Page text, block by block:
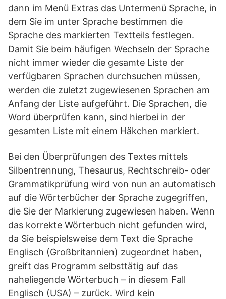
dann im Menü Extras das Untermenü Sprache, in
dem Sie im unter Sprache bestimmen die
Sprache des markierten Textteils festlegen.
Damit Sie beim häufigen Wechseln der Sprache
nicht immer wieder die gesamte Liste der
verfügbaren Sprachen durchsuchen müssen,
werden die zuletzt zugewiesenen Sprachen am
Anfang der Liste aufgeführt. Die Sprachen, die
Word überprüfen kann, sind hierbei in der
gesamten Liste mit einem Häkchen markiert.
Bei den Überprüfungen des Textes mittels
Silbentrennung, Thesaurus, Rechtschreib- oder
Grammatikprüfung wird von nun an automatisch
auf die Wörterbücher der Sprache zugegriffen,
die Sie der Markierung zugewiesen haben. Wenn
das korrekte Wörterbuch nicht gefunden wird,
da Sie beispielsweise dem Text die Sprache
Englisch (Großbritannien) zugeordnet haben,
greift das Programm selbsttätig auf das
naheliegende Wörterbuch – in diesem Fall
Englisch (USA) – zurück. Wird kein